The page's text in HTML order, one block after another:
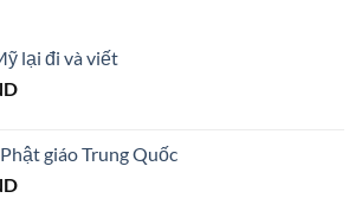
lại đi và viết
giáo Trung Quốc